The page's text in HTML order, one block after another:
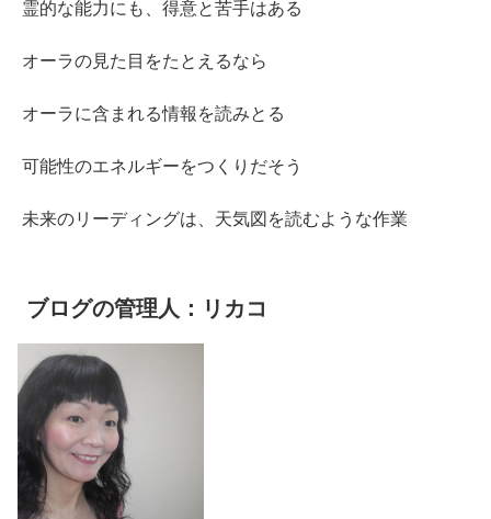
霊的な能力にも、得意と苦手はある
オーラの見た目をたとえるなら
オーラに含まれる情報を読みとる
可能性のエネルギーをつくりだそう
未来のリーディングは、天気図を読むような作業
ブログの管理人：リカコ